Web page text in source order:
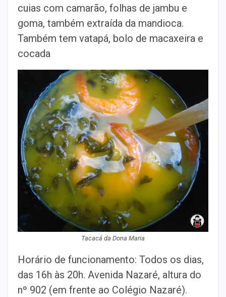
cuias com camarão, folhas de jambu e
goma, também extraída da mandioca.
Também tem vatapá, bolo de macaxeira e
cocada
Tacacá da Dona Maria
Horário de funcionamento: Todos os dias,
das 16h às 20h. Avenida Nazaré, altura do
nº 902 (em frente ao Colégio Nazaré).